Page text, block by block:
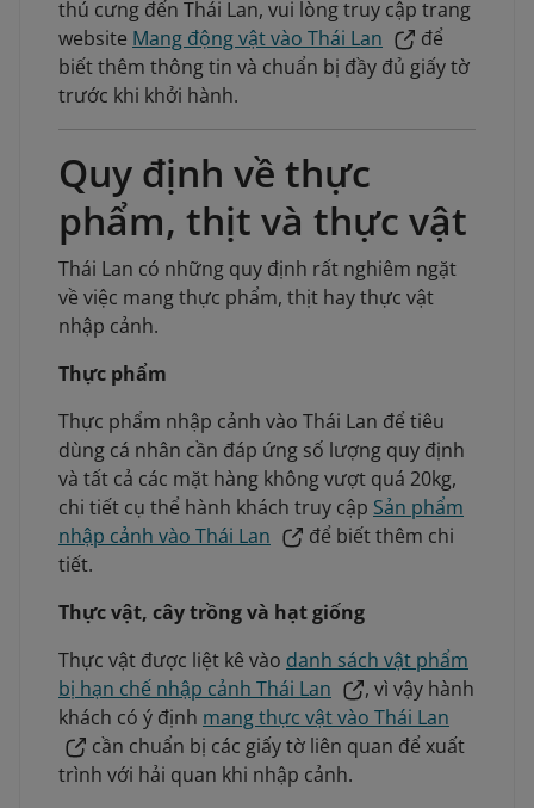
thú cưng đến Thái Lan, vui lòng truy cập trang
website Mang động vật vào Thái Lan
để
biết thêm thông tin và chuẩn bị đầy đủ giấy tờ
trước khi khởi hành.
Quy định về thực
phẩm, thịt và thực vật
Thái Lan có những quy định rất nghiêm ngặt
về việc mang thực phẩm, thịt hay thực vật
nhập cảnh.
Thực phẩm
Thực phẩm nhập cảnh vào Thái Lan để tiêu
dùng cá nhân cần đáp ứng số lượng quy định
và tất cả các mặt hàng không vượt quá 20kg,
chi tiết cụ thể hành khách truy cập Sản phẩm
nhập cảnh vào Thái Lan
để biết thêm chi
tiết.
Thực vật, cây trồng và hạt giống
Thực vật được liệt kê vào danh sách vật phẩm
bị hạn chế nhập cảnh Thái Lan
, vì vậy hành
khách có ý định mang thực vật vào Thái Lan
cần chuẩn bị các giấy tờ liên quan để xuất
trình với hải quan khi nhập cảnh.